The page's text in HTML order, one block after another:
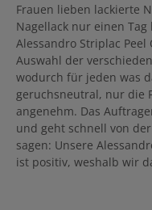
Frauen lieben lackierte
Nagellack nur einen
Alessandro Striplac Peel
Auswahl der
wodurch für jeden was
geruchsneutral, nur die
angenehm. Das
und geht schnell von
sagen: Unsere
ist positiv, weshalb wir